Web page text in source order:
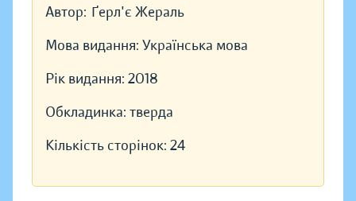
Автор: Ґерл'є Жераль
Мова видання: Українська мова
Рік видання: 2018
Обкладинка: тверда
Кількість сторінок: 24